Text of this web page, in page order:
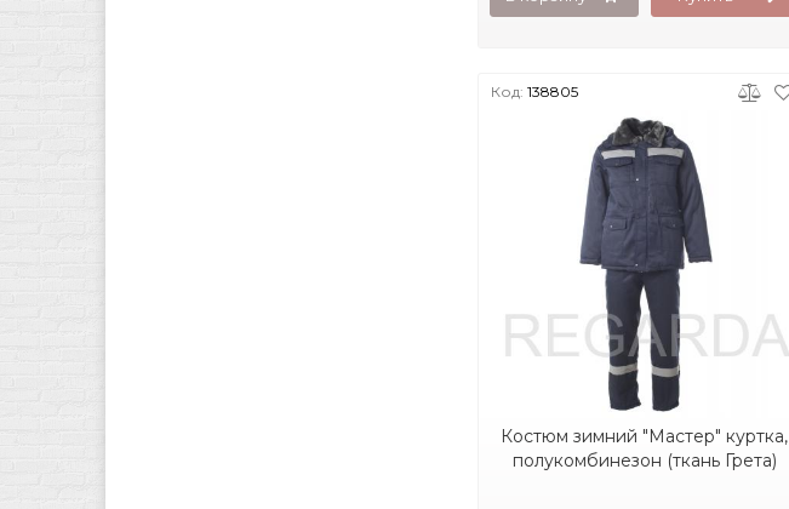
Код: 138805
Костюм зимний "Мастер" куртка,
полукомбинезон (ткань Грета)